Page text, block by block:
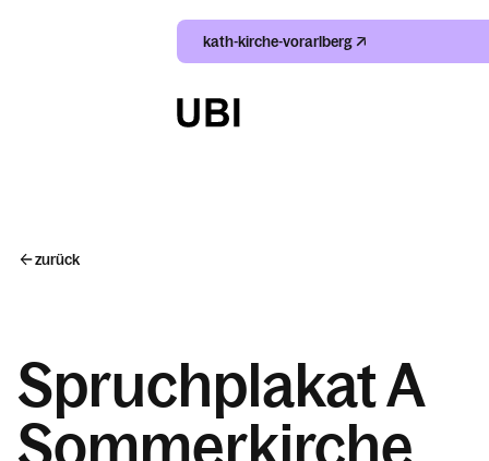
kath-kirche-vorarlberg
zurück
Spruchplakat A
Sommerkirche